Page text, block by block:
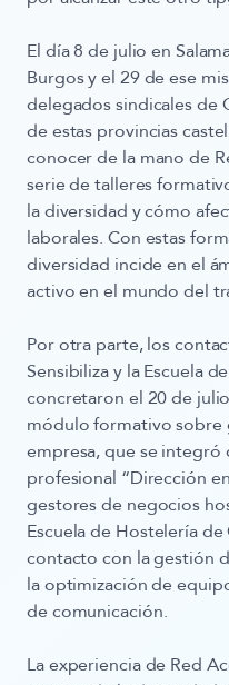
El día 8 de julio en
Burgos y el 29 de ese
delegados sindicales de
de estas provincias
conocer de la mano de
serie de talleres
la diversidad y cómo
laborales. Con estas
diversidad incide en el
activo en el mundo del
Por otra parte, los
Sensibiliza y laEscuela
concretaron el 20 de
módulo formativo sobre
empresa, que se
profesional “Dirección
gestores de negocios
Escuela de Hostelería
contacto con la gestión
la optimización de
de comunicación.
La experiencia de Red